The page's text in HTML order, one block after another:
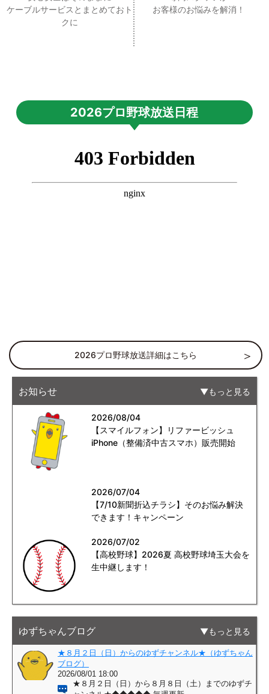
ケーブルサービスとまとめておト
クに
お客様のお悩みを解消！
2026プロ野球放送日程
2026プロ野球放送詳細はこちら
お知らせ もっと見る
2026/08/04
【スマイルフォン】リファービッシュ
iPhone（整備済中古スマホ）販売開始
2026/07/04
【7/10新聞折込チラシ】そのお悩み解決
できます！キャンペーン
2026/07/02
【高校野球】2026夏 高校野球埼玉大会を
生中継します！
ゆずちゃんブログ もっと見る